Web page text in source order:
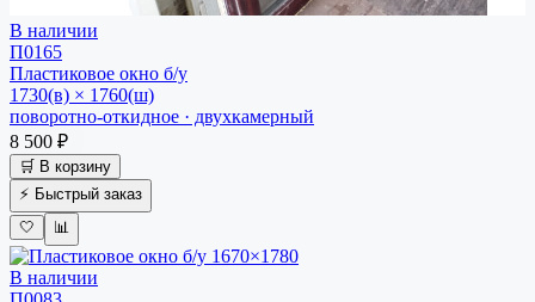
В наличии
П0165
Пластиковое окно б/у
1730(в) × 1760(ш)
поворотно-откидное · двухкамерный
8 500 ₽
🛒 В корзину
⚡ Быстрый заказ
🤍
📊
В наличии